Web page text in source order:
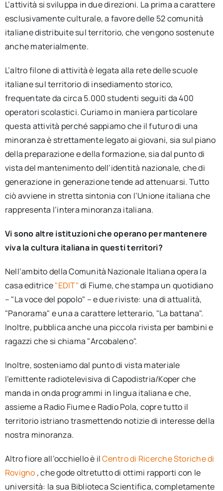
L’attività si sviluppa in due direzioni. La prima a carattere
esclusivamente culturale, a favore delle 52 comunità
italiane distribuite sul territorio, che vengono sostenute
anche materialmente.
L’altro filone di attività è legata alla rete delle scuole
italiane sul territorio di insediamento storico,
frequentate da circa 5.000 studenti seguiti da 400
operatori scolastici. Curiamo in maniera particolare
questa attività perché sappiamo che il futuro di una
minoranza è strettamente legato ai giovani, sia sul piano
della preparazione e della formazione, sia dal punto di
vista del mantenimento dell’identità nazionale, che di
generazione in generazione tende ad attenuarsi. Tutto
ciò avviene in stretta sintonia con l’Unione italiana che
rappresenta l’intera minoranza italiana.
Vi sono altre istituzioni che operano per mantenere
viva la cultura italiana in questi territori?
Nell’ambito della Comunità Nazionale Italiana opera la
casa editrice"EDIT"di Fiume, che stampa un quotidiano
– "La voce del popolo" – e due riviste: una di attualità,
"Panorama" e una a carattere letterario, "La battana".
Inoltre, pubblica anche una piccola rivista per bambini e
ragazzi che si chiama "Arcobaleno".
Inoltre, sosteniamo dal punto di vista materiale
l’emittente radiotelevisiva di Capodistria/Koper che
manda in onda programmi in lingua italiana e che,
assieme a Radio Fiume e Radio Pola, copre tutto il
territorio istriano trasmettendo notizie di interesse della
nostra minoranza.
Altro fiore all’occhiello è ilCentro di Ricerche Storiche di
Rovigno , che gode oltretutto di ottimi rapporti con le
università: la sua Biblioteca Scientifica, completamente